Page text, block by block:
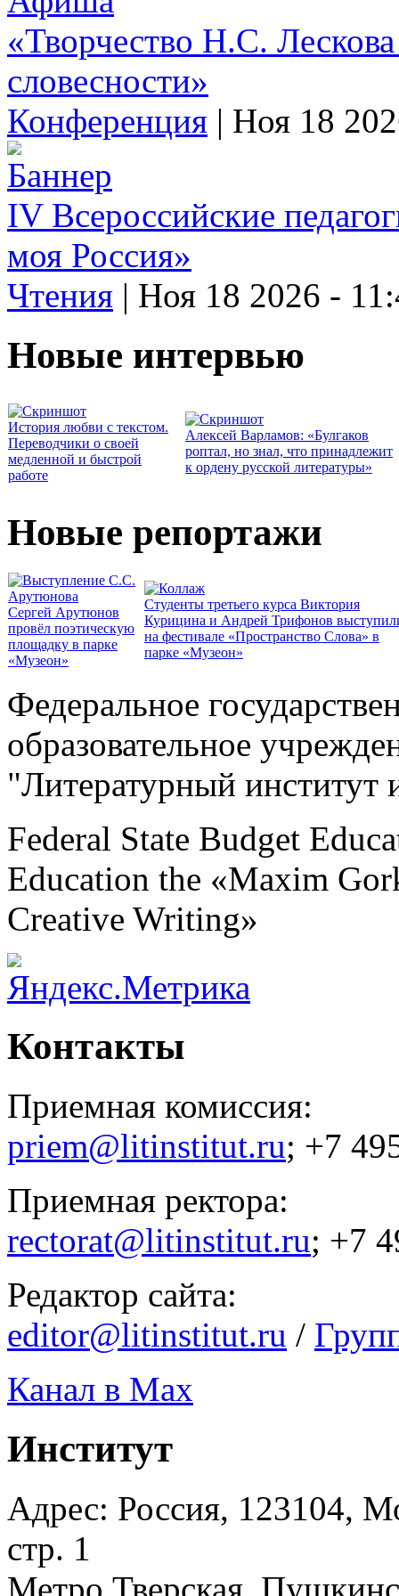
«Творчество Н.С. Лескова
словесности»
Конференция | Ноя 18
IV Всероссийские
моя Россия»
Чтения | Ноя 18 2026 -
Новые интервью
История любви с текстом.
Переводчики о своей
медленной и быстрой
работе
Алексей Варламов: «Булгаков
роптал, но знал, что принадлежит
к ордену русской литературы»
Новые репортажи
Сергей Арутюнов
провёл поэтическую
площадку в парке
«Музеон»
Студенты третьего курса Виктория
Курицина и Андрей Трифонов
на фестивале «Пространство Слова» в
парке «Музеон»
Федеральное
образовательное
"Литературный
Federal State Budget
Education the «Maxim
Creative Writing»
Контакты
Приемная комиссия:
priem@litinstitut.ru; +7
Приемная ректора:
rectorat@litinstitut.ru; +7
Редактор сайта:
editor@litinstitut.ru /
Канал в Max
Институт
Адрес: Россия, 123104,
стр. 1